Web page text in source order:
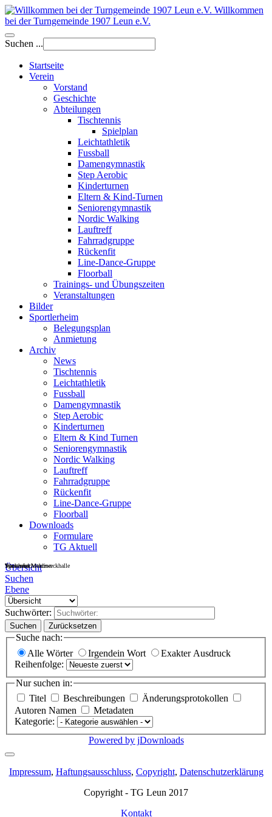
Willkommen
bei der Turngemeinde 1907 Leun e.V.
Suchen ...
Startseite
Verein
Vorstand
Geschichte
Abteilungen
Tischtennis
Spielplan
Leichtathletik
Fussball
Damengymnastik
Step Aerobic
Kinderturnen
Eltern & Kind-Turnen
Seniorengymnastik
Nordic Walking
Lauftreff
Fahrradgruppe
Rückenfit
Line-Dance-Gruppe
Floorball
Trainings- und Übungszeiten
Veranstaltungen
Bilder
Sportlerheim
Belegungsplan
Anmietung
Archiv
News
Tischtennis
Leichtathletik
Fussball
Damengymnastik
Step Aerobic
Kinderturnen
Eltern & Kind Turnen
Seniorengymnastik
Nordic Walking
Lauftreff
Fahrradgruppe
Rückenfit
Line-Dance-Gruppe
Floorball
Downloads
Formulare
TG Aktuell
Sportheim
Turn- und Mehrzweckhalle
Wackenbachstadion
Übersicht
Suchen
Ebene
Suchwörter:
Suchen Zurücksetzen
Suche nach:
Alle Wörter
Irgendein Wort
Exakter Ausdruck
Reihenfolge:
Nur suchen in:
Titel
Beschreibungen
Änderungsprotokollen
Autoren Namen
Metadaten
Kategorie:
Powered by jDownloads
Impressum, Haftungsausschluss, Copyright, Datenschutzerklärung
Copyright - TG Leun 2017
Kontakt